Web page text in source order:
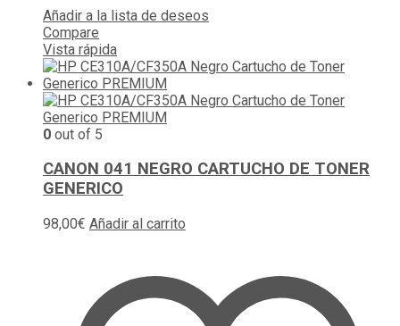
Añadir a la lista de deseos
Compare
Vista rápida
0 out of 5
CANON 041 NEGRO CARTUCHO DE TONER
GENERICO
98,00€ Añadir al carrito